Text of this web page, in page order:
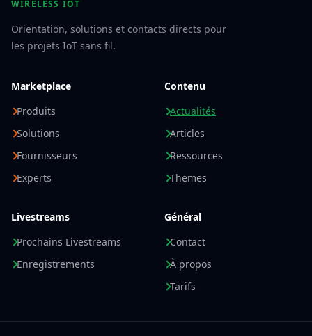
WIRELESS IOT
Orientation, solutions et contacts directs pour
les projets IoT sans fil.
Marketplace
Produits
Solutions
Fournisseurs
Experts
Contenu
Actualités
Articles
Ressources
Themes
Livestreams
Prochains Livestreams
Enregistrements
Général
Contact
À propos
Tarifs